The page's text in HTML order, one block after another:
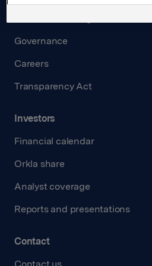
Governance
Careers
Transparency Act
Investors
Financial calendar
Orkla share
Analyst coverage
Reports and presentations
Contact